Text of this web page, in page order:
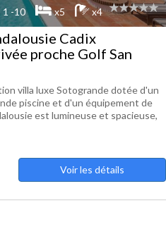
1 -10 x5 x4
Cadix
proche Golf San
villa luxe Sotogrande dotée d'un
piscine et d'un équipement de
est lumineuse et spacieuse,
Voir les détails